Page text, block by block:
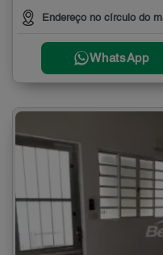
Endereço no círculo do
WhatsApp